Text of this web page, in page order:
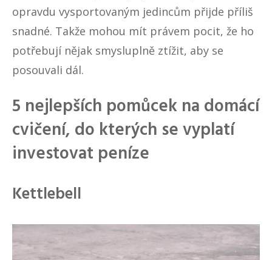
opravdu vysportovaným jedincům přijde příliš
snadné. Takže mohou mít právem pocit, že ho
potřebují nějak smysluplně ztížit, aby se
posouvali dál.
5 nejlepších pomůcek na domácí
cvičení, do kterých se vyplatí
investovat peníze
Kettlebell